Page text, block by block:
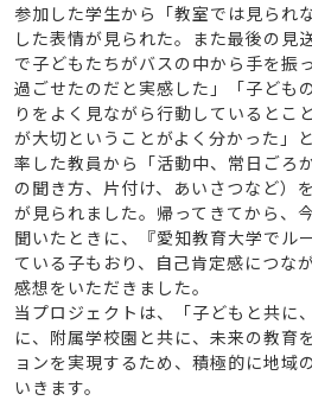
参加した学生から「教室では見られ
した表情が見られた。また最後の見
で子どもたちがバスの中から手を振
過ごせたのだと実感した」「子ども
りをよく見ながら行動しているとこ
が大切ということがよく分かった」
率した教員から「活動中、常日ごろ
の聞き方、片付け、あいさつなど）
が見られました。帰ってきてから、
聞いたときに、『愛知教育大学でル
ている子もおり、自己肯定感につな
感想をいただきました。
当プロジェクトは、「子どもと共に
に、附属学校園と共に、未来の教育
ョンを実現するため、積極的に地域
いきます。